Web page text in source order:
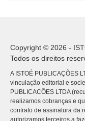
Copyright © 2026 -
Todos os direitos
A ISTOÉ PUBLICAÇÕES
vinculação editorial e
PUBLICACÕES LTDA
realizamos cobranças e
contrato de assinatura da
autorizamos terceiros a